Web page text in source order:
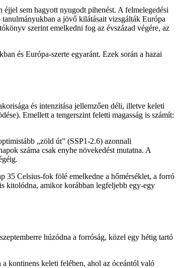
sem hagyott nyugodt pihenést. A felmelegedési
a jövő kilátásait vizsgálták Európa
szerint emelkedni fog az évszázad végére, az
és Európa-szerte egyaránt. Ezek során a hazai
és intenzitása jellemzően déli, illetve keleti
Emellett a tengerszint feletti magasság is számít:
„zöld út” (SSP1-2.6) azonnali
száma csak enyhe növekedést mutatna. A
35 Celsius-fok fölé emelkedne a hőmérséklet, a forró
kitolódna, amikor korábban legfeljebb egy-egy
húzódna a forróság, közel egy hétig tartó
kontinens keleti felében, ahol az óceántól való